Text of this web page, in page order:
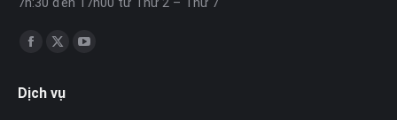
Find us on:
Facebook
opens
X
opens
Dịch vụ